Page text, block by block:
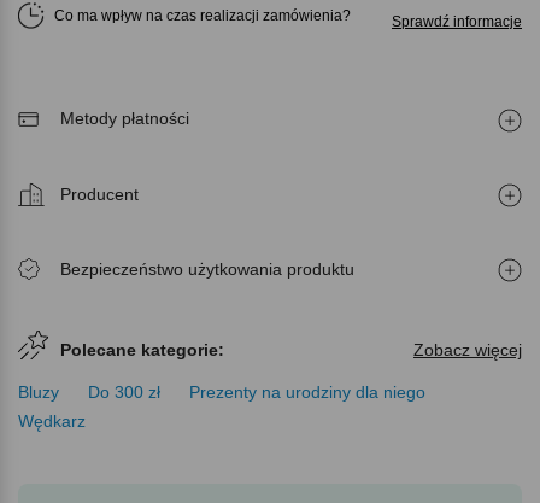
Co ma wpływ na czas realizacji zamówienia Sprawdź informacje
Metody płatności
Producent
Bezpieczeństwo użytkowania produktu
Polecane kategorie: Zobacz więcej
Bluzy Do 300 zł
Prezenty na urodziny dla niego
Wędkarz